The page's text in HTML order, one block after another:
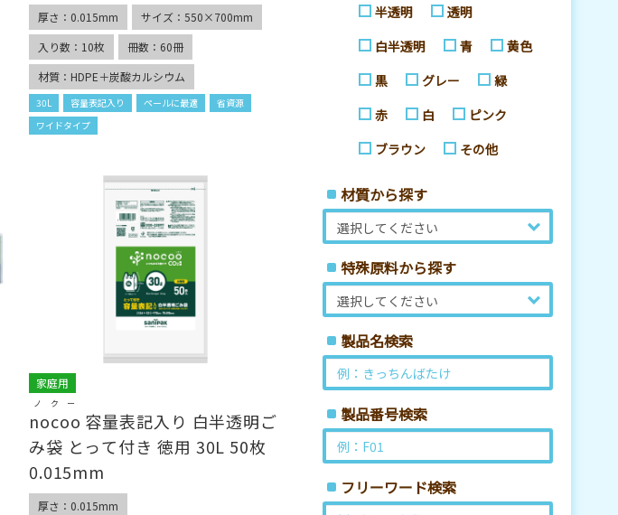
厚さ：0.015mm
サイズ：550×700mm
入り数：10枚
冊数：60冊
材質：HDPE＋炭酸カルシウム
30L 容量表記入り ペールに最適
省資源
ワイドタイプ
家庭用
nocoo
ノクー
容量表記入り 白半透明ご
み袋 とって付き 徳用 30L 50枚
0.015mm
厚さ：0.015mm
半透明
透明
白半透明
青
黄色
黒
グレー
緑
赤
白
ピンク
ブラウン
その他
材質から探す
特殊原料から探す
製品名検索
製品番号検索
フリーワード検索